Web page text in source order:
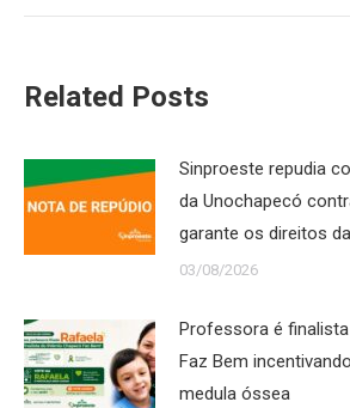
Related Posts
Sinproeste repudia
da Unochapecó
garante os direitos
03/08/2026
Professora é
Faz Bem
medula óssea